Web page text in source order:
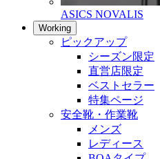
ASICS NOVALIS
Working
ピックアップ
シーズン限定
直営店限定
ベストセラー
特集ページ
安全靴・作業靴
メンズ
レディース